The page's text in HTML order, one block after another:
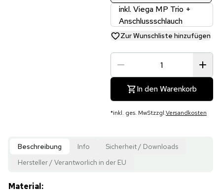
inkl. Viega MP Trio +
Anschlussschlauch
Zur Wunschliste hinzufügen
In den Warenkorb
*inkl. ges. MwStzzgl.Versandkosten
Beschreibung Info
Sicherheit / Downloads
Hersteller / Verantworlich in der EU
Material: